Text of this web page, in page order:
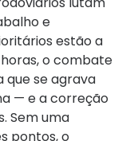
e
estão a
o combate
que se agrava
— e a correção
Sem uma
pontos, o